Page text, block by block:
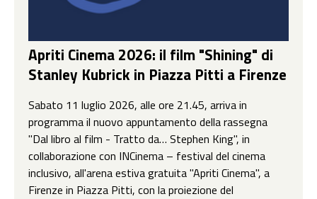
Apriti Cinema 2026: il film "Shining" di
Stanley Kubrick in Piazza Pitti a Firenze
Sabato 11 luglio 2026, alle ore 21.45, arriva in
programma il nuovo appuntamento della rassegna
"Dal libro al film - Tratto da… Stephen King", in
collaborazione con INCinema – festival del cinema
inclusivo, all'arena estiva gratuita "Apriti Cinema", a
Firenze in Piazza Pitti, con la proiezione del